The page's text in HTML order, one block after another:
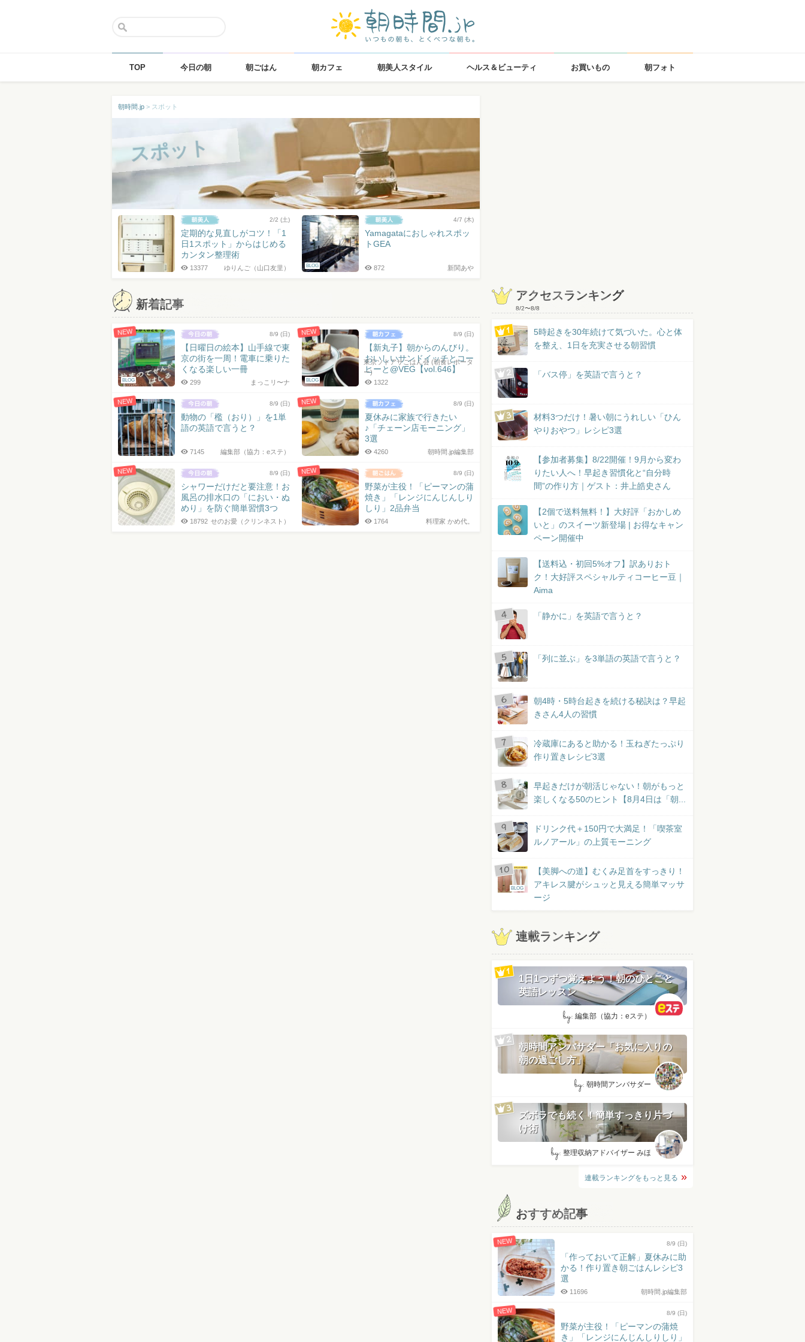
TOP 今日の朝 朝ごはん 朝カフェ 朝美人スタイル ヘルス＆ビューティ お買いもの 朝フォト
朝時間.jp > スポット
スポット
2/2 (土)
定期的な見直しがコツ！「1
日1スポット」からはじめる
カンタン整理術
ゆりんご（山口友里）
13377 BLOG
4/7 (木)
Yamagataにおしゃれスポッ
トGEA
新関あや
872
新着記事
NEW
BLOG
8/9 (日)
【日曜日の絵本】山手線で東
京の街を一周！電車に乗りた
くなる楽しい一冊
まっこリ〜ナ
299
NEW
BLOG
8/9 (日)
【新丸子】朝からのんびり。
おいしいサンドイッチとコー
ヒーと@VEG【vol.646】
東京ソトアサごはん会 (朝食レポータ
ー)
1322
NEW 8/9 (日)
動物の「檻（おり）」を1単
語の英語で言うと？
編集部（協力：eステ）
7145
NEW 8/9 (日)
夏休みに家族で行きたい
♪「チェーン店モーニング」
3選
朝時間.jp編集部
4260
NEW 8/9 (日)
シャワーだけだと要注意！お
風呂の排水口の「におい・ぬ
めり」を防ぐ簡単習慣3つ
せのお愛（クリンネスト）
18792
NEW 8/9 (日)
野菜が主役！「ピーマンの蒲
焼き」「レンジにんじんしり
しり」2品弁当
料理家 かめ代。
1764
アクセスランキング
8/2〜8/8
5時起きを30年続けて気づいた。心と体
を整え、1日を充実させる朝習慣
「バス停」を英語で言うと？
材料3つだけ！暑い朝にうれしい「ひん
やりおやつ」レシピ3選
【参加者募集】8/22開催！9月から変わ
りたい人へ！早起き習慣化と“自分時
間”の作り方｜ゲスト：井上皓史さん
【2個で送料無料！】大好評「おかしめ
いと」のスイーツ新登場 | お得なキャン
ペーン開催中
【送料込・初回5%オフ】訳ありおト
ク！大好評スペシャルティコーヒー豆｜
Aima
「静かに」を英語で言うと？
「列に並ぶ」を3単語の英語で言うと？
朝4時・5時台起きを続ける秘訣は？早起
きさん4人の習慣
冷蔵庫にあると助かる！玉ねぎたっぷり
作り置きレシピ3選
早起きだけが朝活じゃない！朝がもっと
楽しくなる50のヒント【8月4日は「朝...
ドリンク代＋150円で大満足！「喫茶室
ルノアール」の上質モーニング
BLOG
【美脚への道】むくみ足首をすっきり！
アキレス腱がシュッと見える簡単マッサ
ージ
連載ランキング
1日1つずつ覚えよう！朝のひとこと
英語レッスン
by: 編集部（協力：eステ）
朝時間アンバサダー「お気に入りの
朝の過ごし方」
by: 朝時間アンバサダー
ズボラでも続く！簡単すっきり片づ
け術
by: 整理収納アドバイザー みほ
連載ランキングをもっと見る
おすすめ記事
NEW 8/9 (日)
「作っておいて正解」夏休みに助
かる！作り置き朝ごはんレシピ3
選
朝時間.jp編集部
11696
NEW 8/9 (日)
野菜が主役！「ピーマンの蒲焼
き」「レンジにんじんしりしり」